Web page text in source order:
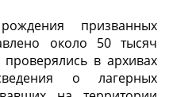
призванных
около 50 тысяч
в архивах
о лагерных